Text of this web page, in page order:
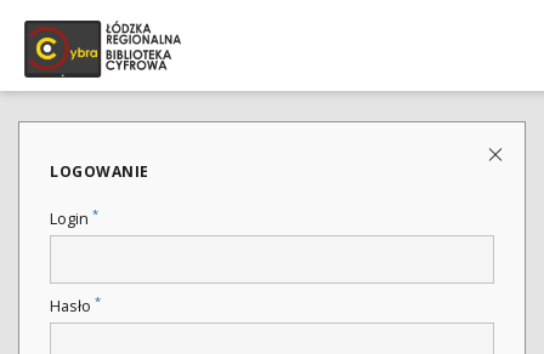
LOGOWANIE
Login *
Hasło *